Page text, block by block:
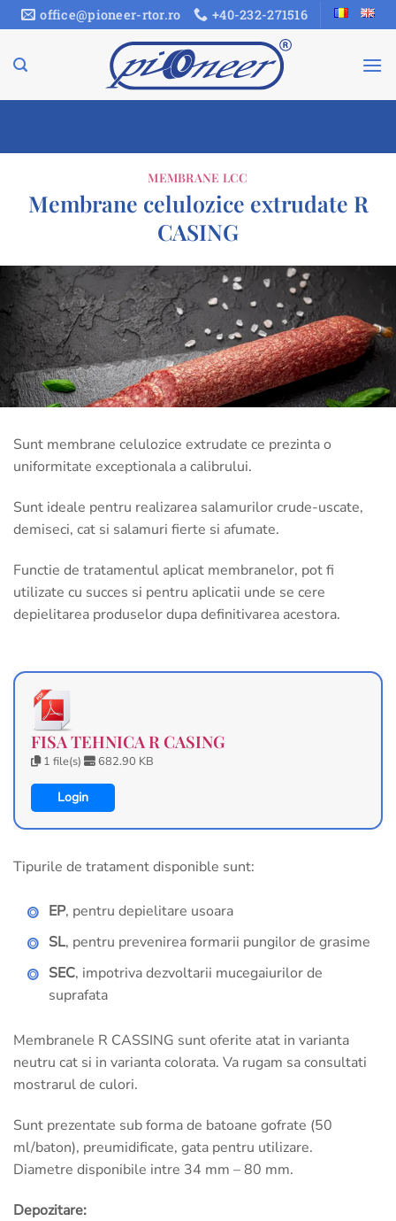
Sari
la
conținut
office@pioneer-rtor.ro +40-232-271516
MEMBRANE LCC
Membrane celulozice extrudate R
CASING
Sunt membrane celulozice extrudate ce prezinta o
uniformitate exceptionala a calibrului.
Sunt ideale pentru realizarea salamurilor crude-uscate,
demiseci, cat si salamuri fierte si afumate.
Functie de tratamentul aplicat membranelor, pot fi
utilizate cu succes si pentru aplicatii unde se cere
depielitarea produselor dupa definitivarea acestora.
FISA TEHNICA R CASING
1 file(s) 682.90 KB
Login
Tipurile de tratament disponible sunt:
EP, pentru depielitare usoara
SL, pentru prevenirea formarii pungilor de grasime
SEC, impotriva dezvoltarii mucegaiurilor de
suprafata
Membranele R CASSING sunt oferite atat in varianta
neutru cat si in varianta colorata. Va rugam sa consultati
mostrarul de culori.
Sunt prezentate sub forma de batoane gofrate (50
ml/baton), preumidificate, gata pentru utilizare.
Diametre disponibile intre 34 mm – 80 mm.
Depozitare: